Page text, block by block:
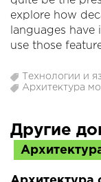
explore how
languages
use those
Технологии и
Архитектура
Другие